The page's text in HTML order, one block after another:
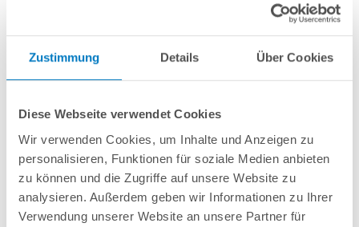
Zustimmung Details Über Cookies
Diese Webseite verwendet Cookies
Wir verwenden Cookies, um Inhalte und Anzeigen zu
personalisieren, Funktionen für soziale Medien anbieten
zu können und die Zugriffe auf unsere Website zu
analysieren. Außerdem geben wir Informationen zu Ihrer
Verwendung unserer Website an unsere Partner für
Weitere Informationen
Stahlwand-Ovalpool POOLSANAHQ Made Germany
- bestehend aus
0,6 mm starker, feuerverzinkter Stahlwand + sehr passgenauer,
sandfarbener PVC-Poolfolie 0,8 mm mitEinhängebiese+ Kombi-
Spezialhandlaufund Bodenschienenin grau.